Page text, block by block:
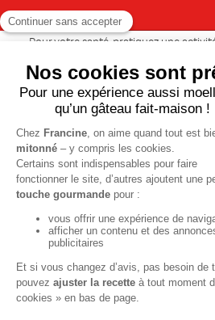
Pour votre santé, pratiquez une